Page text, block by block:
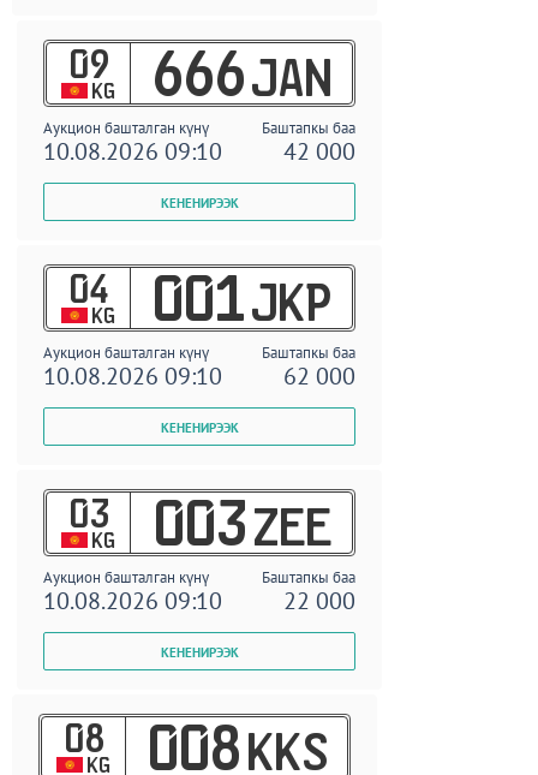
09
KG 666 JAN
Аукцион башталган күнү Баштапкы баа
10.08.2026 09:10 42 000
04
KG 001 JKP
Аукцион башталган күнү Баштапкы баа
10.08.2026 09:10 62 000
03
KG 003 ZEE
Аукцион башталган күнү Баштапкы баа
10.08.2026 09:10 22 000
08
KG 008 KKS